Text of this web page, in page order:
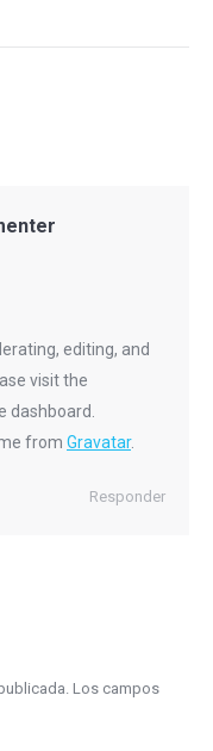
editing, and
visit the
dashboard.
from Gravatar.
Responder
Los campos